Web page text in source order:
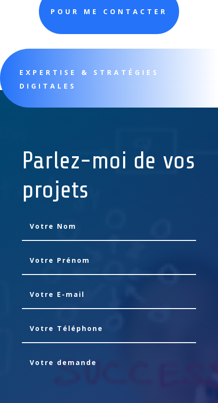
POUR ME CONTACTER
EXPERTISE & STRATÉGIES
DIGITALES
Parlez-moi de vos
projets